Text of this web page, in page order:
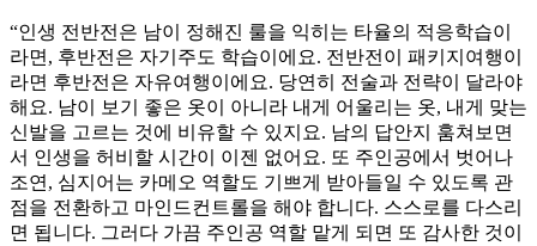
“인생 전반전은 남이 정해진 룰을 익히는 타율의 적응학습이
라면, 후반전은 자기주도 학습이에요. 전반전이 패키지여행이
라면 후반전은 자유여행이에요. 당연히 전술과 전략이 달라야
해요. 남이 보기 좋은 옷이 아니라 내게 어울리는 옷, 내게 맞는
신발을 고르는 것에 비유할 수 있지요. 남의 답안지 훔쳐보면
서 인생을 허비할 시간이 이젠 없어요. 또 주인공에서 벗어나
조연, 심지어는 카메오 역할도 기쁘게 받아들일 수 있도록 관
점을 전환하고 마인드컨트롤을 해야 합니다. 스스로를 다스리
면 됩니다. 그러다 가끔 주인공 역할 맡게 되면 또 감사한 것이